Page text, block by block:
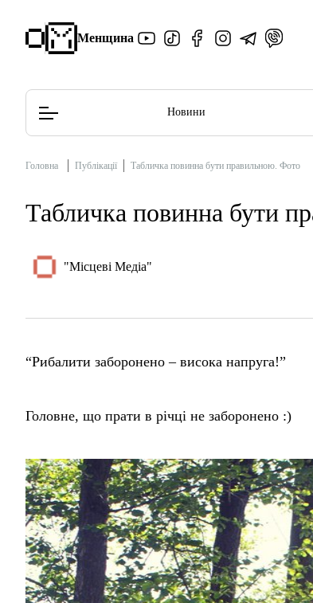
Менщина
Редакційна політика
Новини
Головна Публікації Табличка повинна бути правильною. Фото
Табличка повинна бути
"Місцеві Медіа"
“Рибалити заборонено – висока напруга!”
Головне, що прати в річці не заборонено :)